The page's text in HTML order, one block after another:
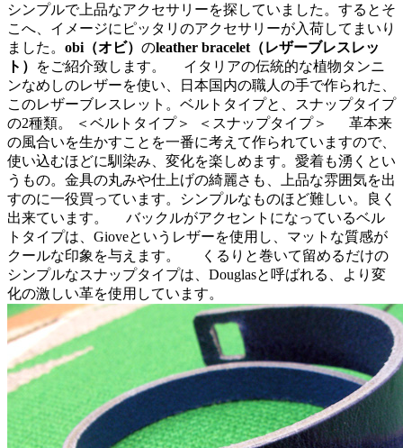
シンプルで上品なアクセサリーを探していました。するとそ
こへ、イメージにピッタリのアクセサリーが入荷してまいり
ました。 obi（オビ） のleather bracelet（レザーブレスレッ
ト）
をご紹介致します。 イタリアの伝統的な植物タンニ
ンなめしのレザーを使い、日本国内の職人の手で作られた、
このレザーブレスレット。ベルトタイプと、スナップタイプ
の2種類。 ＜ベルトタイプ＞
＜スナップタイプ＞
革本来
の風合いを生かすことを一番に考えて作られていますので、
使い込むほどに馴染み、変化を楽しめます。愛着も湧くとい
うもの。金具の丸みや仕上げの綺麗さも、上品な雰囲気を出
すのに一役買っています。シンプルなものほど難しい。良く
出来ています。 バックルがアクセントになっているベル
トタイプは、Gioveというレザーを使用し、マットな質感が
クールな印象を与えます。
くるりと巻いて留めるだけの
シンプルなスナップタイプは、Douglasと呼ばれる、より変
化の激しい革を使用しています。